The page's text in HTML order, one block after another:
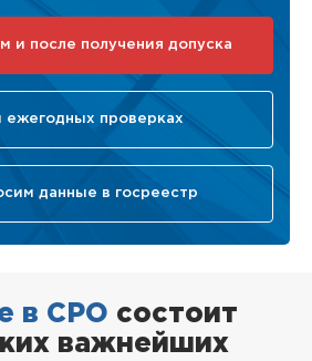
и после получения допуска
ежегодных проверках
данные в госреестр
в СРО состоит
важнейших